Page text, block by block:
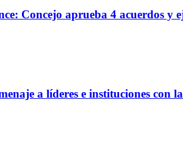
Concejo aprueba 4 acuerdos y
a líderes e instituciones con